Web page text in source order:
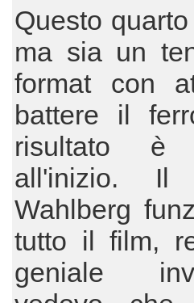
Questo
ma sia un
format con
battere il
risultato è
all'inizio. Il
Wahlberg
tutto il film,
geniale